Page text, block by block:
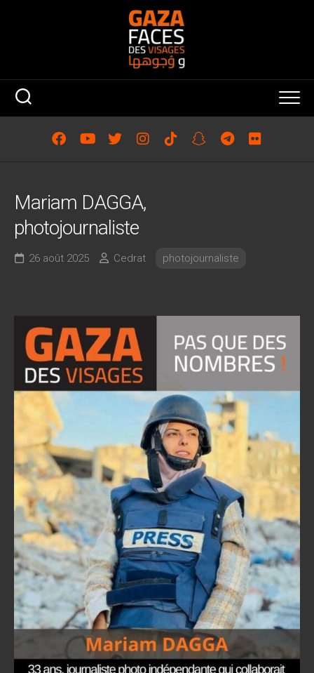
Mariam DAGGA,
photojournaliste
26 août 2025 Cedrat photojournaliste